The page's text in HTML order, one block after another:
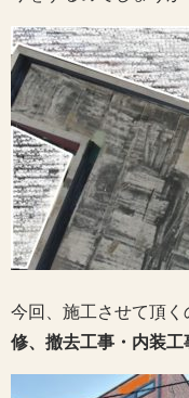
今回、施工させて頂く
修、撤去工事・内装工